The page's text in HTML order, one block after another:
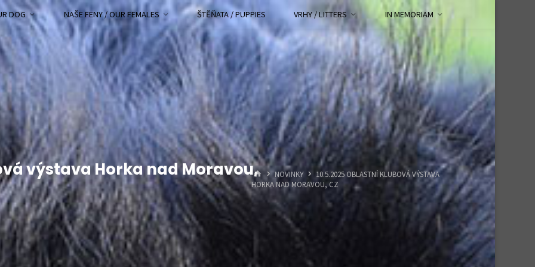
DOG NAŠE FENY / OUR FEMALES ŠTĚŇATA / PUPPIES VRHY / LITTERS IN MEMORIAM
výstava Horka nad Moravou, HOMENOVINKY
10.5.2025 OBLASTNÍ KLUBOVÁ VÝSTAVA
HORKA NAD MORAVOU, CZ